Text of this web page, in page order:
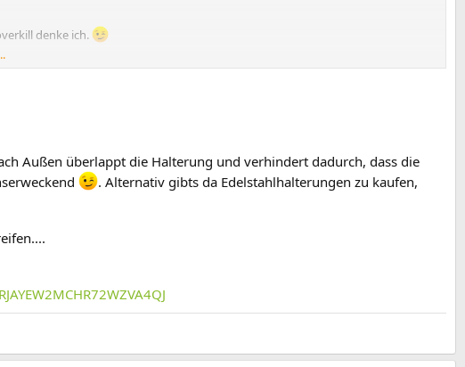
denke ich.
Hat die Lichtqualität irgendwie nachgelassen? Wie resistent ist die Lampe gegen
Außen überlappt die Halterung und verhindert dadurch, dass die
. Alternativ gibts da Edelstahlhalterungen zu kaufen,